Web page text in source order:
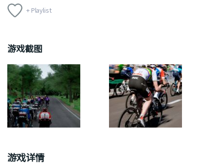
+ Playlist
游戏截图
游戏详情